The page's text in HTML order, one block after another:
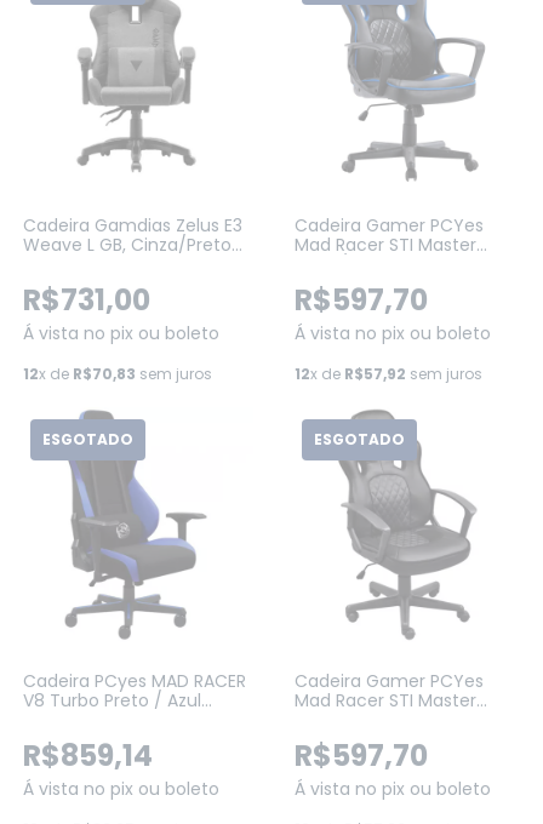
Cadeira Gamdias Zelus E3
Weave L GB, Cinza/Preto
120KG (E3-WEAVE-L-GB)
R$731,00
Á vista no pix ou boleto
12x de R$70,83 sem juros
Cadeira Gamer PCYes
Mad Racer STI Master
R$597,70
Á vista no pix ou boleto
12x de R$57,92 sem juros
ESGOTADO
Cadeira PCyes MAD RACER
V8 Turbo Preto / Azul
R$859,14
Á vista no pix ou boleto
ESGOTADO
Cadeira Gamer PCYes
Mad Racer STI Master
R$597,70
Á vista no pix ou boleto